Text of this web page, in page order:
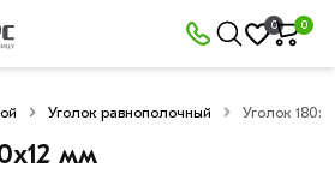
0 0
Уголок равнополочный Уголок
мм